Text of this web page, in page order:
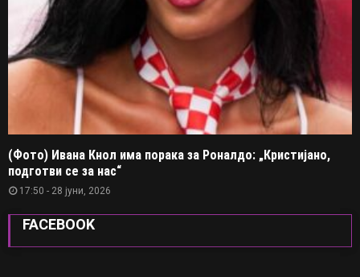
(Фото) Ивана Кнол има порака за Роналдо: „Кристијано,
подготви се за нас“
17:50 - 28 јуни, 2026
FACEBOOK